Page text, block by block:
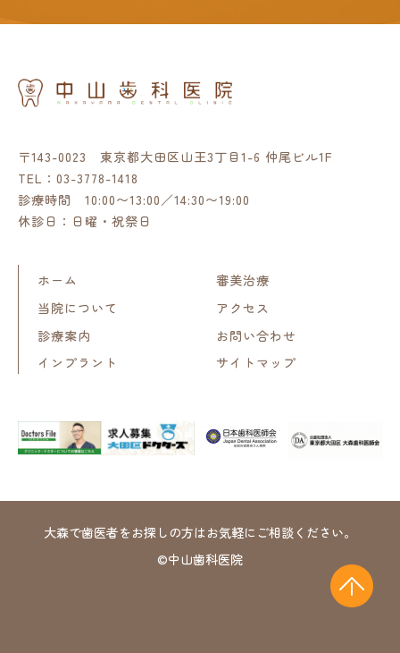
〒143-0023 東京都大田区山王3丁目1-6 仲尾ビル1F
TEL： 03-3778-1418
診療時間 10:00〜13:00／14:30〜19:00
休診日：日曜・祝祭日
ホーム
当院について
診療案内
インプラント
審美治療
アクセス
お問い合わせ
サイトマップ
大森で歯医者をお探しの方はお気軽にご相談ください。
©中山歯科医院